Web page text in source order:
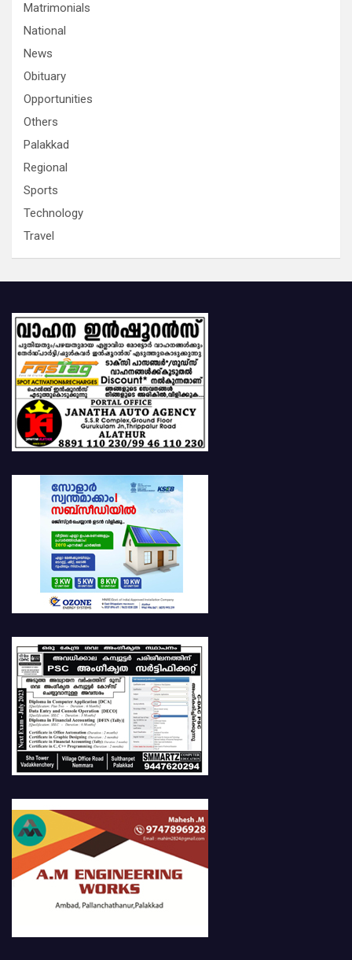
Matrimonials
National
News
Obituary
Opportunities
Others
Palakkad
Regional
Sports
Technology
Travel